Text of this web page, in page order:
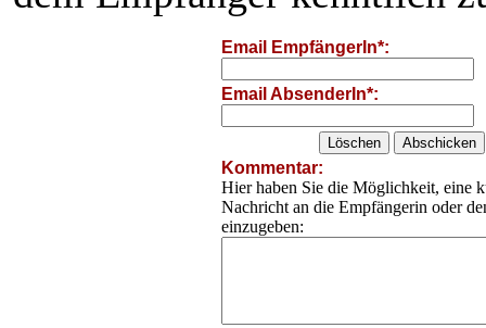
Email EmpfängerIn*:
Email AbsenderIn*:
Kommentar:
Hier haben Sie die Möglichkeit, eine
Nachricht an die Empfängerin oder
einzugeben: